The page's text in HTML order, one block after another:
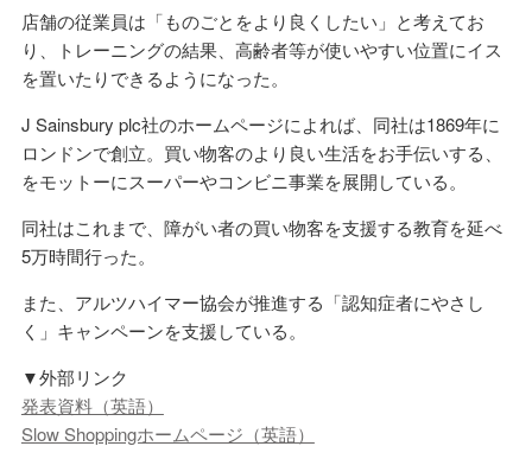
店舗の従業員は「ものごとをより良くしたい」と考えてお
り、トレーニングの結果、高齢者等が使いやすい位置にイス
を置いたりできるようになった。
J Sainsbury plc社のホームページによれば、同社は1869年に
ロンドンで創立。買い物客のより良い生活をお手伝いする、
をモットーにスーパーやコンビニ事業を展開している。
同社はこれまで、障がい者の買い物客を支援する教育を延べ
5万時間行った。
また、アルツハイマー協会が推進する「認知症者にやさし
く」キャンペーンを支援している。
▼外部リンク
発表資料（英語）
Slow Shoppingホームページ（英語）